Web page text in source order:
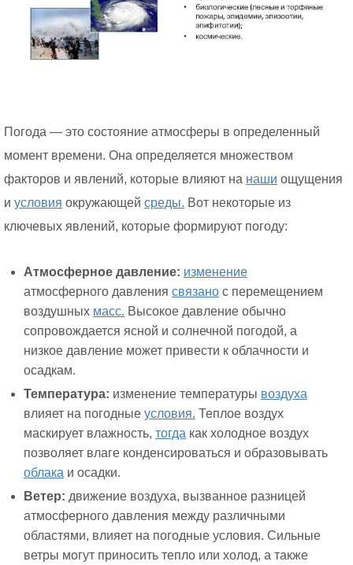
Погода — это состояние атмосферы в определенный
момент времени. Она определяется множеством
факторов и явлений, которые влияют на наши ощущения
и условия окружающей среды. Вот некоторые из
ключевых явлений, которые формируют погоду:
Атмосферное давление: изменение
атмосферного давления связано с перемещением
воздушных масс. Высокое давление обычно
сопровождается ясной и солнечной погодой, а
низкое давление может привести к облачности и
осадкам.
Температура: изменение температуры воздуха
влияет на погодные условия. Теплое воздух
маскирует влажность, тогда как холодное воздух
позволяет влаге конденсироваться и образовывать
облака и осадки.
Ветер: движение воздуха, вызванное разницей
атмосферного давления между различными
областями, влияет на погодные условия. Сильные
ветры могут приносить тепло или холод, а также